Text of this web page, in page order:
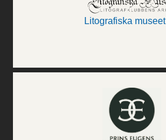
Litografiska museet